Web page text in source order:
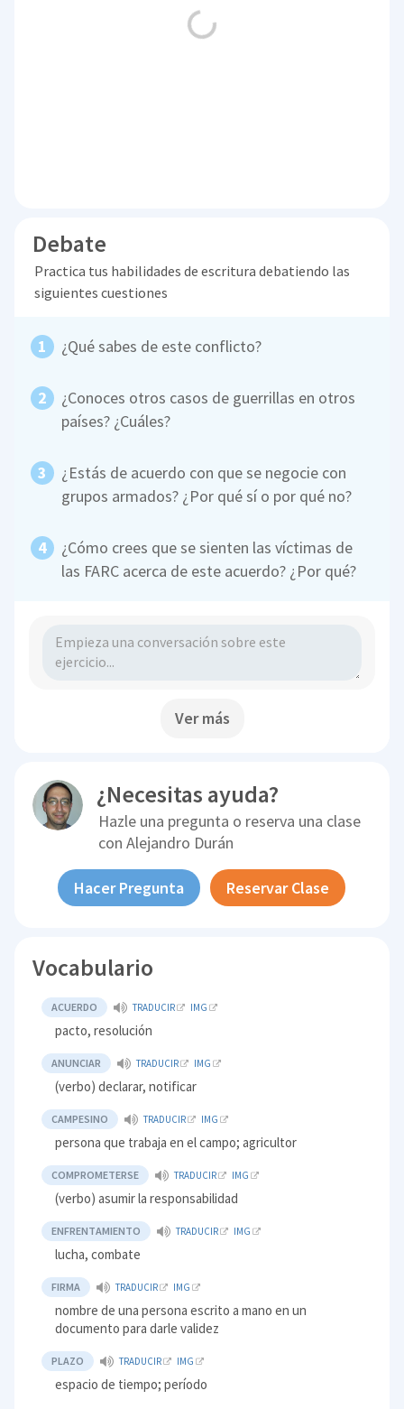
Debate
Practica tus habilidades de escritura debatiendo las
siguientes cuestiones
¿Qué sabes de este conflicto?
¿Conoces otros casos de guerrillas en otros
países? ¿Cuáles?
¿Estás de acuerdo con que se negocie con
grupos armados? ¿Por qué sí o por qué no?
¿Cómo crees que se sienten las víctimas de
las FARC acerca de este acuerdo? ¿Por qué?
Ver más
¿Necesitas ayuda?
Hazle una pregunta o reserva una clase
conAlejandro Durán
Hacer Pregunta Reservar Clase
Vocabulario
ACUERDO TRADUCIR IMG
pacto, resolución
ANUNCIAR TRADUCIR IMG
(verbo) declarar, notificar
CAMPESINO TRADUCIR IMG
persona que trabaja en el campo; agricultor
COMPROMETERSE TRADUCIR IMG
(verbo) asumir la responsabilidad
ENFRENTAMIENTO TRADUCIR IMG
lucha, combate
FIRMA TRADUCIR IMG
nombre de una persona escrito a mano en un
documento para darle validez
PLAZO TRADUCIR IMG
espacio de tiempo; período